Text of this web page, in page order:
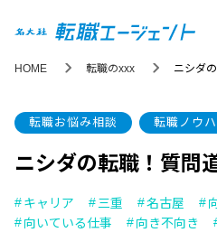
HOME 転職のxxx ニシダ
転職お悩み相談 転職ノウ
ニシダの転職！質問
キャリア 三重 名古屋
向いている仕事
向き不向き